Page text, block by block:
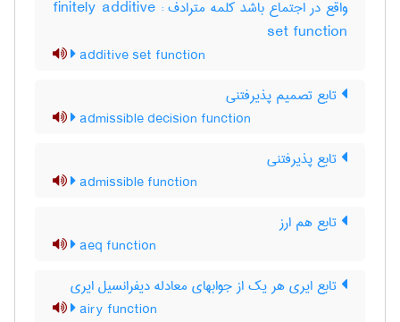
واقع در اجتماع باشد کلمه مترادف : finitely additive
set function
additive set function
تابع تصمیم پذیرفتنی
admissible decision function
تابع پذیرفتنی
admissible function
تابع هم ارز
aeq function
تابع ایری هر یک از جوابهای معادله دیفرانسیل ایری
airy function